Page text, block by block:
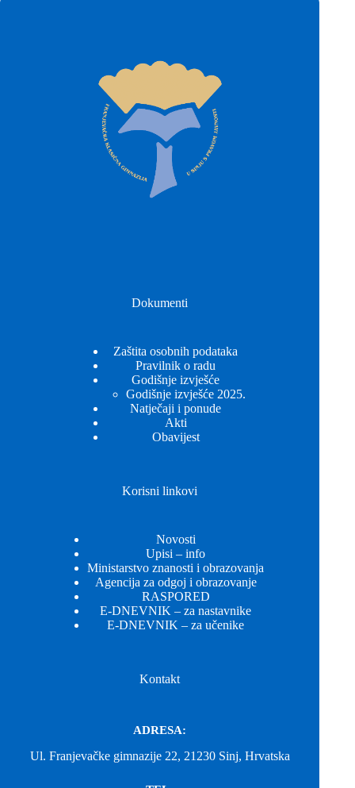
Dokumenti
Zaštita osobnih podataka
Pravilnik o radu
Godišnje izvješće
Godišnje izvješće 2025.
Natječaji i ponude
Akti
Obavijest
Korisni linkovi
Novosti
Upisi – info
Ministarstvo znanosti i obrazovanja
Agencija za odgoj i obrazovanje
RASPORED
E-DNEVNIK – za nastavnike
E-DNEVNIK – za učenike
Kontakt
ADRESA:
Ul. Franjevačke gimnazije 22, 21230 Sinj, Hrvatska